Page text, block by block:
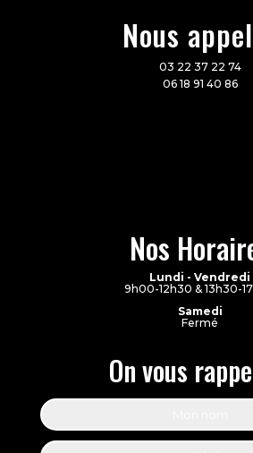
Nous
03 22 37 22 74
06 18 91 40 86
Nos
Lundi - Vendredi
9h00-12h30 & 13h30-
Samedi
Fermé
On vous